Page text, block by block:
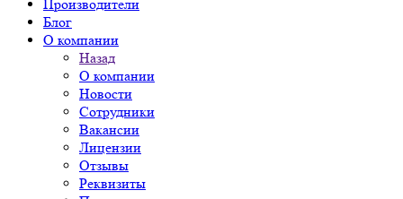
Производители
Блог
О компании
Назад
О компании
Новости
Сотрудники
Вакансии
Лицензии
Отзывы
Реквизиты